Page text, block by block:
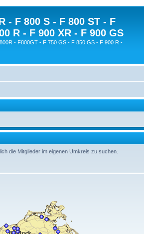
- F 800 S - F 800 ST - F
R - F 900 XR - F 900 GS
- F800GT - F 750 GS - F 850 GS - F 900 R -
die Mitglieder im eigenen Umkreis zu suchen.